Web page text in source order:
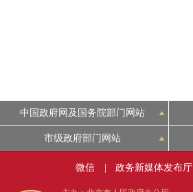
中国政府网及国务院部门网站
市级政府部门网站
微信 政务新媒体发布厅